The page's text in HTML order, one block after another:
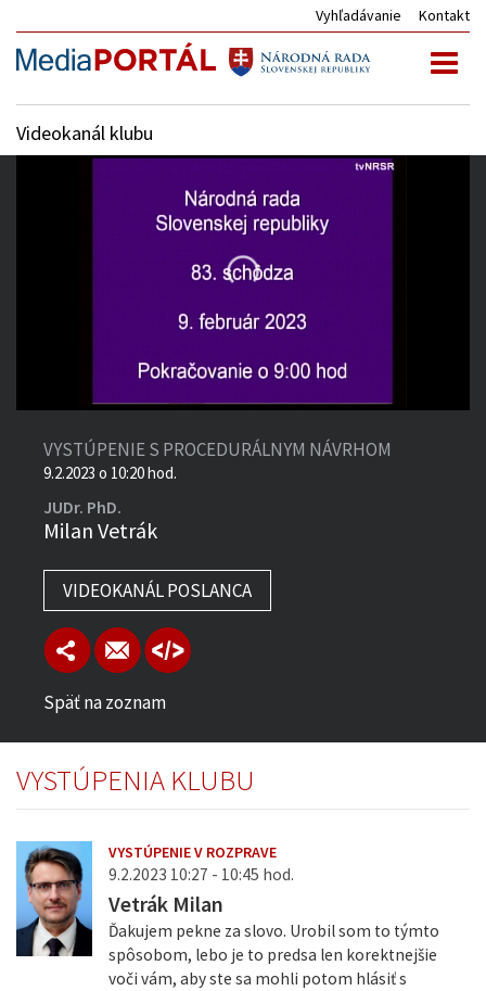
Vyhľadávanie Kontakt
Videokanál klubu
VYSTÚPENIE S PROCEDURÁLNYM NÁVRHOM
9.2.2023 o 10:20 hod.
JUDr. PhD.
Milan Vetrák
VIDEOKANÁL POSLANCA
Späť na zoznam
VYSTÚPENIA KLUBU
VYSTÚPENIE V ROZPRAVE
9.2.2023 10:27 - 10:45 hod.
Vetrák Milan
Ďakujem pekne za slovo. Urobil som to týmto
spôsobom, lebo je to predsa len korektnejšie
voči vám, aby ste sa mohli potom hlásiť s